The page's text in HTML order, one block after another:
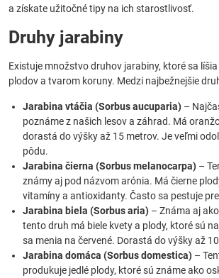
a získate užitočné tipy na ich starostlivosť.
Druhy jarabiny
Existuje množstvo druhov jarabiny, ktoré sa
plodov a tvarom koruny. Medzi najbežnejšie
Jarabina vtáčia (Sorbus aucuparia) –
poznáme z našich lesov a záhrad. Má
dorastá do výšky až 15 metrov. Je veľmi
pôdu.
Jarabina čierna (Sorbus melanocarpa) –
známy aj pod názvom arónia. Má čierne
vitamíny a antioxidanty. Často sa pestuje
Jarabina biela (Sorbus aria) – Známa aj
tento druh má biele kvety a plody, ktoré sú
sa menia na červené. Dorastá do výšky až
Jarabina domáca (Sorbus domestica) –
produkuje jedlé plody, ktoré sú známe ako